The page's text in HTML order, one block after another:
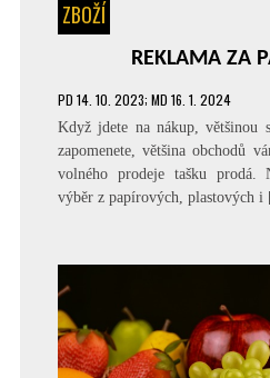
ZBOŽÍ
REKLAMA ZA
PD 14. 10. 2023; MD 16. 1. 2024
Když jdete na nákup, většinou
zapomenete, většina obchodů
volného prodeje tašku prodá.
výběr z papírových, plastových